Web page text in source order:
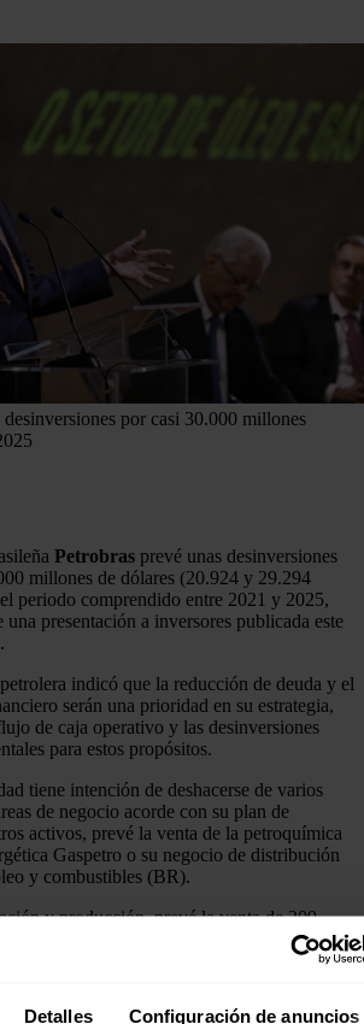
Detalles Configuración de anuncios
desinversiones por casi 30.000 millones
Petrobras prevé unas desinversiones
millones de dólares (20.924 y 29.294
periodo comprendido entre 2021 y 2025,
una presentación a inversores publicada este
indicó que la reducción de deuda y el
serán una prioridad en su estrategia,
de caja operativo y las desinversiones
para estos propósitos.
tiene intención de deshacerse de varios
de negocio acorde con su plan de
activos, prevé la venta de la petroquímica
Gaspetro o su negocio de distribución
y combustibles (BR).
y producción, prevé la venta de 209
rasas en Brasil, así como activos en
y Estados Unidos. Asimismo, tiene